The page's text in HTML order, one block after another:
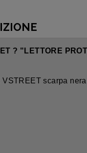
? "LETTORE
VSTREET scarpa